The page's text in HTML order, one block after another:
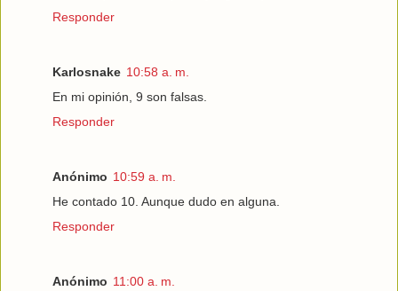
Responder
Karlosnake 10:58 a. m.
En mi opinión, 9 son falsas.
Responder
Anónimo 10:59 a. m.
He contado 10. Aunque dudo en alguna.
Responder
Anónimo 11:00 a. m.